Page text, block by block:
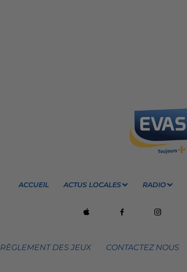
ACCUEIL ACTUS LOCALES RADIO
RÈGLEMENT DES JEUX CONTACTEZ NOUS